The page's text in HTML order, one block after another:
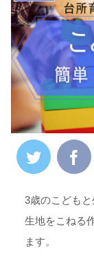
3歳のこども
生地をこねる
ます。